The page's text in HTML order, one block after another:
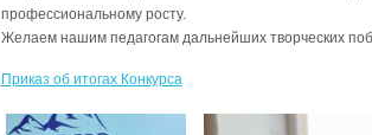
профессиональному росту.
Желаем нашим педагогам дальнейших творческих
Приказ об итогах Конкурса